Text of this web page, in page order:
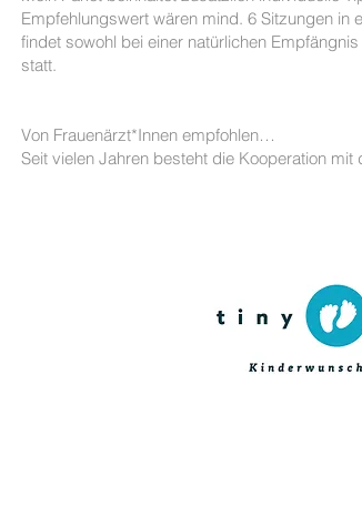
Empfehlungswert wären mind. 6 Sitzungen in
findet sowohl bei einer natürlichen
statt.
Von Frauenärzt*Innen empfohlen…
Seit vielen Jahren besteht die Kooperation